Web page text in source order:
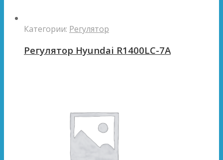
Категории: Регулятор
Регулятор Hyundai R1400LC-7A